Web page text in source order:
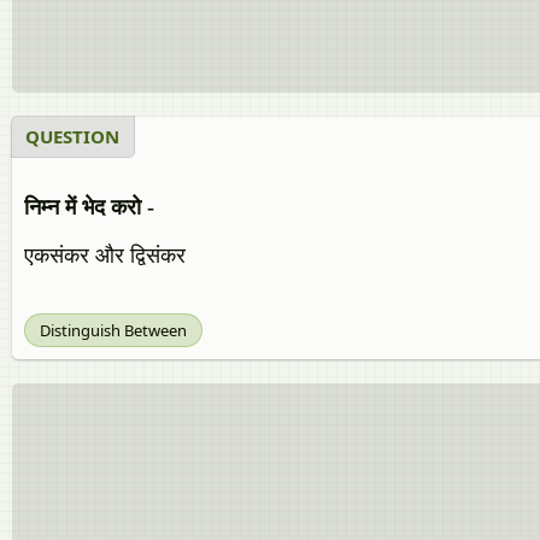
QUESTION
निम्न में भेद करो -
एकसंकर और द्विसंकर
Distinguish Between